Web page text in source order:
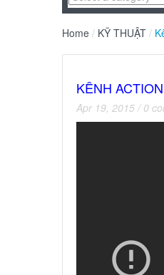
Home / KỸ THUẬT /
KÊNH
Apr 19, 2015 / 0